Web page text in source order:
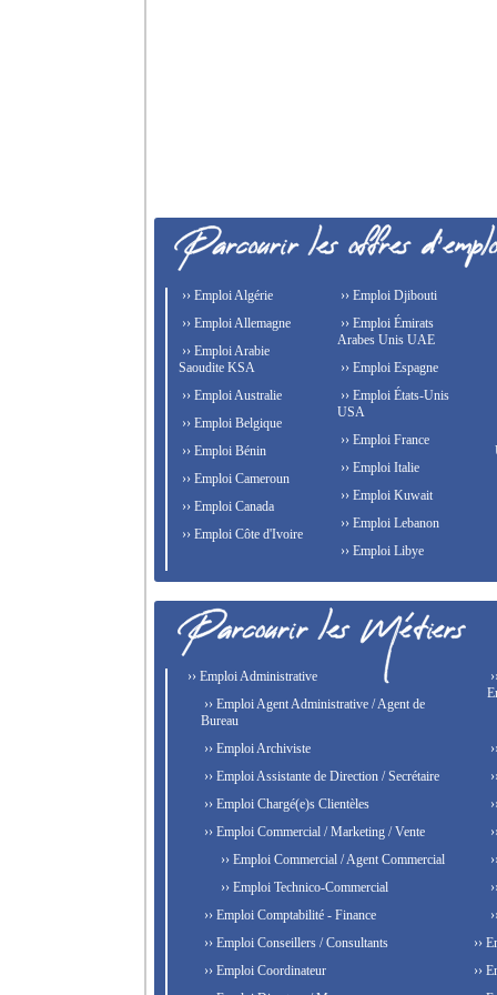
›› Emploi Algérie
›› Emploi Allemagne
›› Emploi Arabie
Saoudite KSA
›› Emploi Australie
›› Emploi Belgique
›› Emploi Bénin
›› Emploi Cameroun
›› Emploi Canada
›› Emploi Côte d'Ivoire
›› Emploi Djibouti
›› Emploi Émirats
Arabes Unis UAE
›› Emploi Espagne
›› Emploi États-Unis
USA
›› Emploi France
›› Emploi Italie
›› Emploi Kuwait
›› Emploi Lebanon
›› Emploi Libye
›› Emploi Administrative
›› Emploi Agent Administrative / Agent de
Bureau
›› Emploi Archiviste
›› Emploi Assistante de Direction / Secrétaire
›› Emploi Chargé(e)s Clientèles
›› Emploi Commercial / Marketing / Vente
›› Emploi Commercial / Agent Commercial
›› Emploi Technico-Commercial
›› Emploi Comptabilité - Finance
›› Emploi Conseillers / Consultants
›› Emploi Coordinateur
››
››